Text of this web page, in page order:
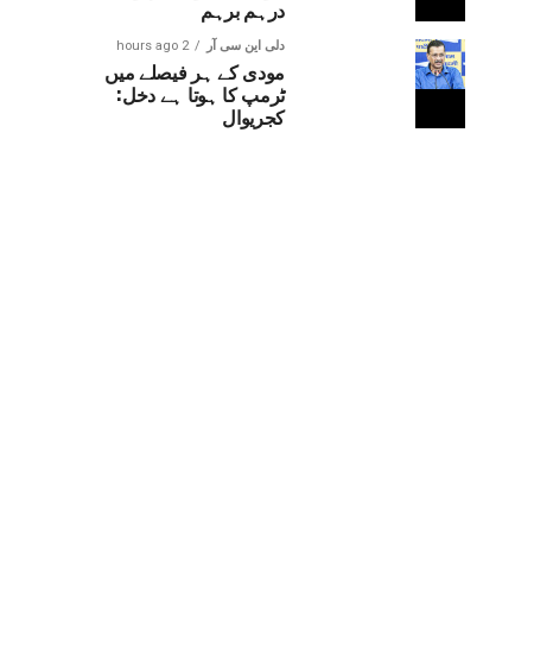
درہم برہم
دلی این سی آر 2 hours ago
مودی کے ہر فیصلے میں
ٹرمپ کا ہوتا ہے دخل:
کجریوال